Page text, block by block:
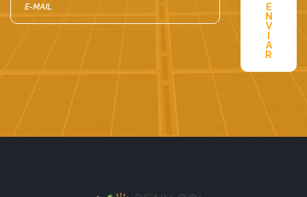
E
N
V
A
R